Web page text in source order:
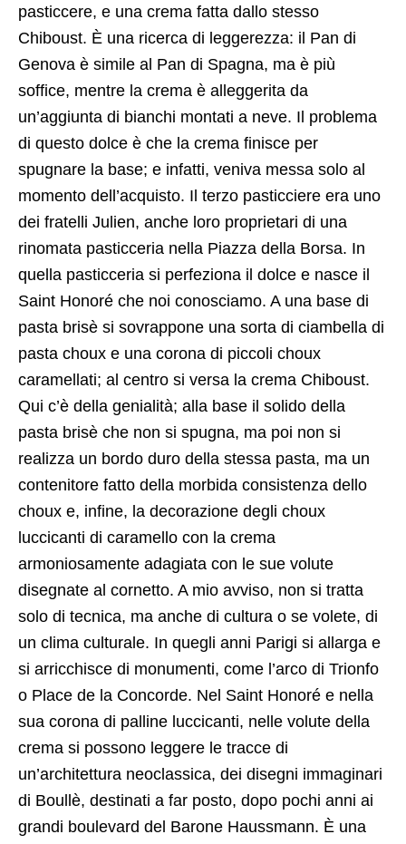
pasticcere, e una crema fatta dallo stesso
Chiboust. È una ricerca di leggerezza: il Pan di
Genova è simile al Pan di Spagna, ma è più
soffice, mentre la crema è alleggerita da
un’aggiunta di bianchi montati a neve. Il problema
di questo dolce è che la crema finisce per
spugnare la base; e infatti, veniva messa solo al
momento dell’acquisto. Il terzo pasticciere era uno
dei fratelli Julien, anche loro proprietari di una
rinomata pasticceria nella Piazza della Borsa. In
quella pasticceria si perfeziona il dolce e nasce il
Saint Honoré che noi conosciamo. A una base di
pasta brisè si sovrappone una sorta di ciambella di
pasta choux e una corona di piccoli choux
caramellati; al centro si versa la crema Chiboust.
Qui c’è della genialità; alla base il solido della
pasta brisè che non si spugna, ma poi non si
realizza un bordo duro della stessa pasta, ma un
contenitore fatto della morbida consistenza dello
choux e, infine, la decorazione degli choux
luccicanti di caramello con la crema
armoniosamente adagiata con le sue volute
disegnate al cornetto. A mio avviso, non si tratta
solo di tecnica, ma anche di cultura o se volete, di
un clima culturale. In quegli anni Parigi si allarga e
si arricchisce di monumenti, come l’arco di Trionfo
o Place de la Concorde. Nel Saint Honoré e nella
sua corona di palline luccicanti, nelle volute della
crema si possono leggere le tracce di
un’architettura neoclassica, dei disegni immaginari
di Boullè, destinati a far posto, dopo pochi anni ai
grandi boulevard del Barone Haussmann. È una